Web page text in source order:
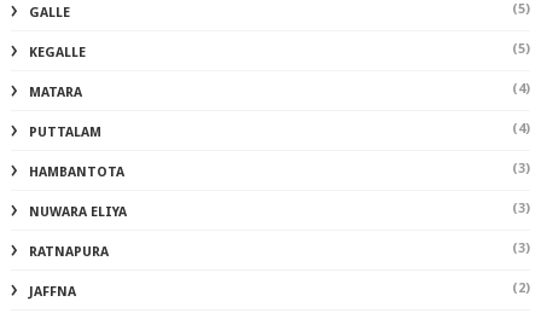
GALLE (5)
KEGALLE (5)
MATARA (4)
PUTTALAM (4)
HAMBANTOTA (3)
NUWARA ELIYA (3)
RATNAPURA (3)
JAFFNA (2)